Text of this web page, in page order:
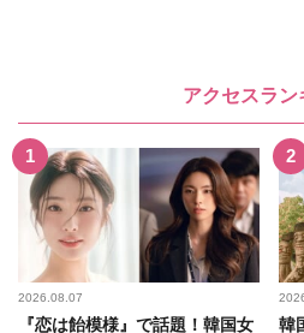
アクセスラン
2026.08.07
『恋は飴模様』で話題！韓国女
韓